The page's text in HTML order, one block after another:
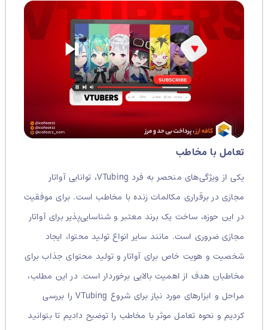
تعامل با مخاطب
یکی از ویژگی‌های منحصر به فرد VTubing، توانایی آواتار
مجازی در برقراری مکالمات زنده با مخاطب است. برای موفقیت
در این حوزه، ساخت یک برند معتبر و شناسایی‌پذیر برای آواتار
مجازی ضروری است. مانند سایر انواع تولید محتوا، ایجاد
شخصیت و هویت خاص برای آواتار و تولید محتوای جذاب برای
مخاطبان هدف از اهمیت بالایی برخوردار است.در این مطلب،
مراحل و ابزارهای مورد نیاز برای شروع VTubing را بررسی
کردیم و نحوه تعامل موثر با مخاطب را توضیح دادیم تا بتوانید